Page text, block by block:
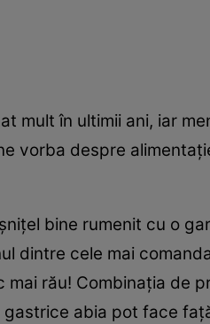
mult în ultimii ani, iar
vorba despre
bine rumenit cu o
dintre cele mai
mai rău! Combinaţia de
abia pot face